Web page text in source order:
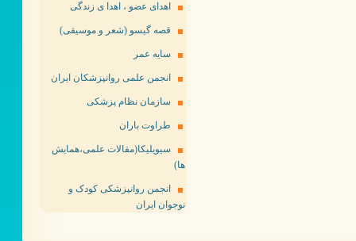
اهدای عضو ، اهدا ی زندگی
قصه گیسو (شعر و موسیقی)
سایه عمر
انجمن علمی روانپزشکان ایران
سازمان نظام پزشکی
طراوت باران
سیویلیکا(مقالات علمی،همایش
ها)
انجمن روانپزشکی کودک و
نوجوان ایران